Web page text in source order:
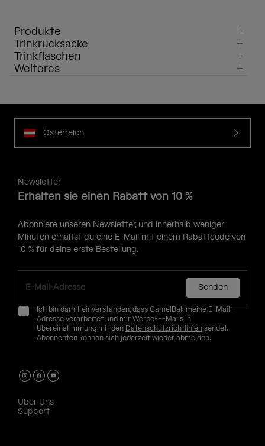
Produkte
Trinkrucksäcke
Trinkflaschen
Weiteres
Österreich
Newsletter
Erhalten sie einen Rabatt von 10 %
Abonniere unseren Newsletter, und innerhalb weniger
Minuten erhältst du eine E-Mail mit einem Rabattcode von
10 % für deine erste Bestellung.
Senden
Ich bin damit einverstanden, dass CamelBak meine E-Mail-
Adresse verarbeitet und mir Werbe-E-Mails in
Übereinstimmung mit den Datenschutzrichtlinien sendet.
Abonnenten können sich jederzeit wieder abmelden.
Über Uns
Support